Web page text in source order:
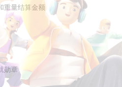
重量结算金额
勋章